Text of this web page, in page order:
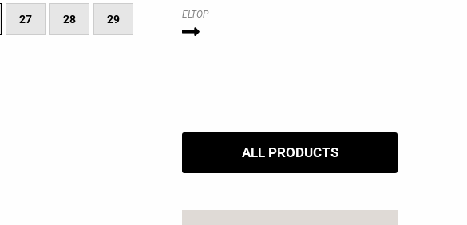
27 28 29 ELTOP
ALL PRODUCTS